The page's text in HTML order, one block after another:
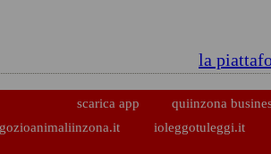
la
scarica app quiinzona
ioleggotuleggi.it